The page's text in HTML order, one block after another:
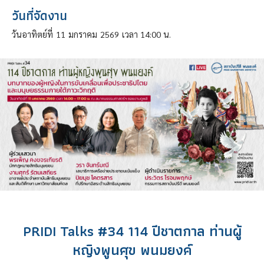
วันที่จัดงาน
วันอาทิตย์ที่ 11 มกราคม 2569 เวลา 14:00 น.
PRIDI Talks #34 114 ปีชาตกาล ท่านผู้
หญิงพูนศุข พนมยงค์